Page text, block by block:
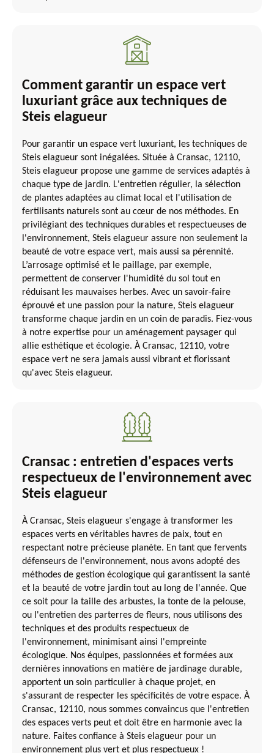
Comment garantir un espace vert
luxuriant grâce aux techniques de
Steis elagueur
Pour garantir un espace vert luxuriant, les techniques de
Steis elagueur sont inégalées. Située à Cransac, 12110,
Steis elagueur propose une gamme de services adaptés à
chaque type de jardin. L'entretien régulier, la sélection
de plantes adaptées au climat local et l'utilisation de
fertilisants naturels sont au cœur de nos méthodes. En
privilégiant des techniques durables et respectueuses de
l'environnement, Steis elagueur assure non seulement la
beauté de votre espace vert, mais aussi sa pérennité.
L’arrosage optimisé et le paillage, par exemple,
permettent de conserver l'humidité du sol tout en
réduisant les mauvaises herbes. Avec un savoir-faire
éprouvé et une passion pour la nature, Steis elagueur
transforme chaque jardin en un coin de paradis. Fiez-vous
à notre expertise pour un aménagement paysager qui
allie esthétique et écologie. À Cransac, 12110, votre
espace vert ne sera jamais aussi vibrant et florissant
qu'avec Steis elagueur.
Cransac : entretien d'espaces verts
respectueux de l'environnement avec
Steis elagueur
À Cransac, Steis elagueur s'engage à transformer les
espaces verts en véritables havres de paix, tout en
respectant notre précieuse planète. En tant que fervents
défenseurs de l'environnement, nous avons adopté des
méthodes de gestion écologique qui garantissent la santé
et la beauté de votre jardin tout au long de l'année. Que
ce soit pour la taille des arbustes, la tonte de la pelouse,
ou l'entretien des parterres de fleurs, nous utilisons des
techniques et des produits respectueux de
l'environnement, minimisant ainsi l'empreinte
écologique. Nos équipes, passionnées et formées aux
dernières innovations en matière de jardinage durable,
apportent un soin particulier à chaque projet, en
s'assurant de respecter les spécificités de votre espace. À
Cransac, 12110, nous sommes convaincus que l'entretien
des espaces verts peut et doit être en harmonie avec la
nature. Faites confiance à Steis elagueur pour un
environnement plus vert et plus respectueux !